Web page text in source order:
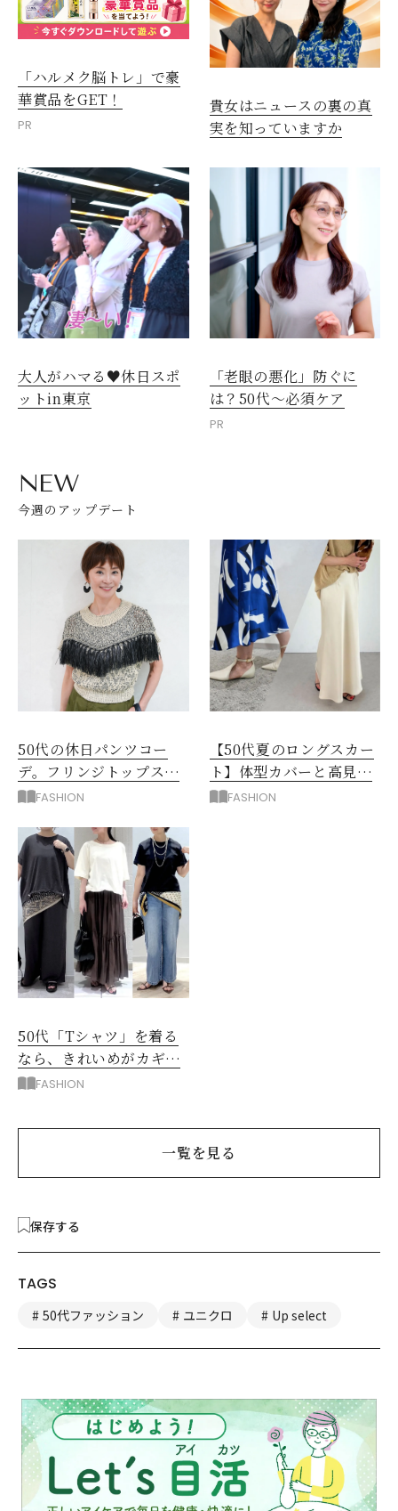
「ハルメク脳トレ」で豪
華賞品をGET！
PR
貴女はニュースの裏の真
実を知っていますか
大人がハマる♥休日スポ
ットin東京
「老眼の悪化」防ぐに
は？50代～必須ケア
PR
NEW
今週のアップデート
50代の休日パンツコー
デ。フリンジトップスを
主役に洗練アースカラー
FASHION
【50代夏のロングスカー
ト】体型カバーと高見え
を叶える4コーデ
FASHION
50代「Tシャツ」を着る
なら、きれいめがカギ！
部屋着に見えないコツ
FASHION
一覧を見る
保存する
TAGS
50代ファッション ユニクロ Up select